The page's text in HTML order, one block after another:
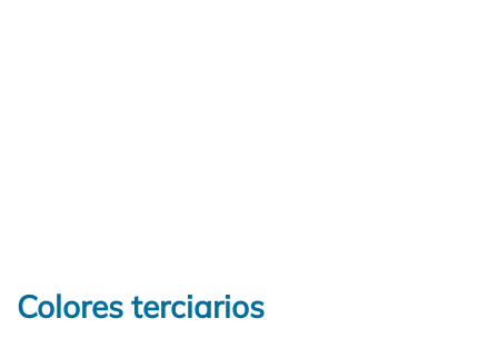
Colores terciarios